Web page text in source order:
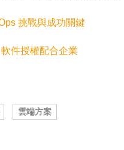
挑戰與成功關鍵
件授權配合企業
雲端方案